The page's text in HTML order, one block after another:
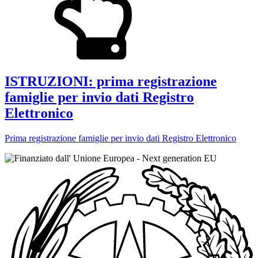
ISTRUZIONI: prima registrazione
famiglie per invio dati Registro
Elettronico
Prima registrazione famiglie per invio dati Registro Elettronico